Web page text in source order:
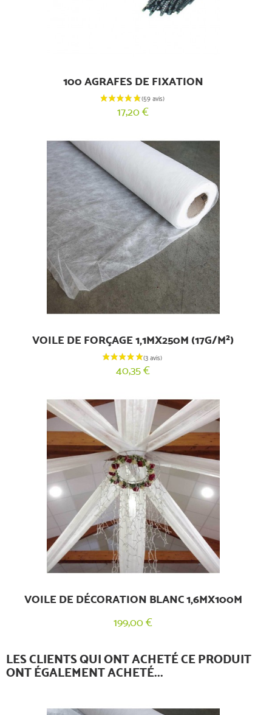
100 AGRAFES DE FIXATION
17,20 €
VOILE DE FORÇAGE 1,1MX250M (17G/M²)
40,35 €
VOILE DE DÉCORATION BLANC 1,6MX100M
199,00 €
LES CLIENTS QUI ONT ACHETÉ CE PRODUIT
ONT ÉGALEMENT ACHETÉ...